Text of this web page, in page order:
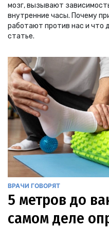
мозг, вызывают
внутренние часы. Почему
работают против нас и что
статье.
ВРАЧИ ГОВОРЯТ
5 метров до
самом деле